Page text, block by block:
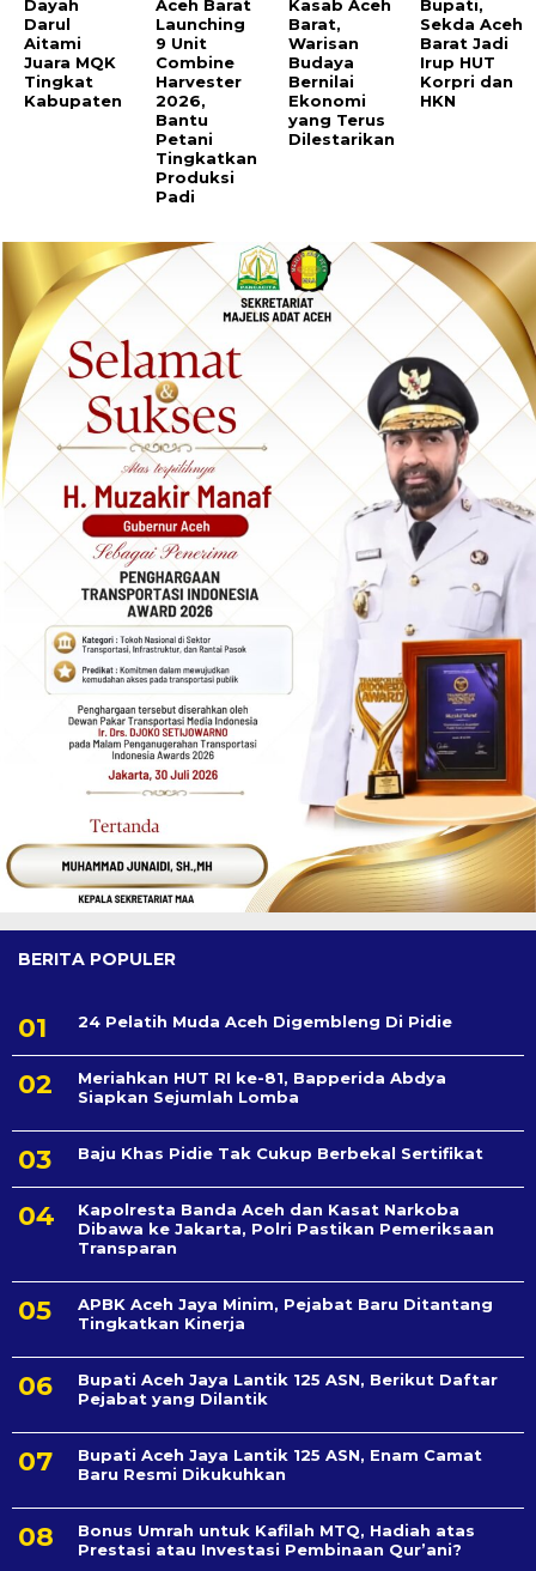
Dayah
Darul
Aitami
Juara MQK
Tingkat
Kabupaten
Aceh Barat
Launching
9 Unit
Combine
Harvester
2026,
Bantu
Petani
Tingkatkan
Produksi
Padi
Kasab Aceh
Barat,
Warisan
Budaya
Bernilai
Ekonomi
yang Terus
Dilestarikan
Bupati,
Sekda Aceh
Barat Jadi
Irup HUT
Korpri dan
HKN
BERITA POPULER
24 Pelatih Muda Aceh Digembleng Di Pidie
Meriahkan HUT RI ke-81, Bapperida Abdya
Siapkan Sejumlah Lomba
Baju Khas Pidie Tak Cukup Berbekal Sertifikat
Kapolresta Banda Aceh dan Kasat Narkoba
Dibawa ke Jakarta, Polri Pastikan Pemeriksaan
Transparan
APBK Aceh Jaya Minim, Pejabat Baru Ditantang
Tingkatkan Kinerja
Bupati Aceh Jaya Lantik 125 ASN, Berikut Daftar
Pejabat yang Dilantik
Bupati Aceh Jaya Lantik 125 ASN, Enam Camat
Baru Resmi Dikukuhkan
Bonus Umrah untuk Kafilah MTQ, Hadiah atas
Prestasi atau Investasi Pembinaan Qur’ani?